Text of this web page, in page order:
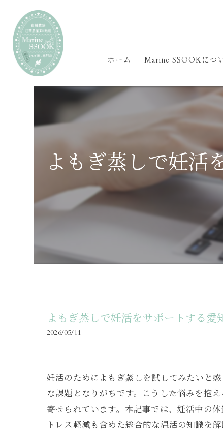
ホーム Marine SSOOKにつ
よもぎ蒸しで妊活
よもぎ蒸しで妊活をサポートする
2026/05/11
妊活のためによもぎ蒸しを試してみたいと
な課題となりがちです。こうした悩みを抱
寄せられています。本記事では、妊活中の
トレス軽減も含めた総合的な温活の知識を